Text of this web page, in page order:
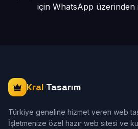
için WhatsApp üzerinden
Kral Tasarım
Türkiye geneline hizmet veren web
İşletmenize özel hazır web sitesi ve